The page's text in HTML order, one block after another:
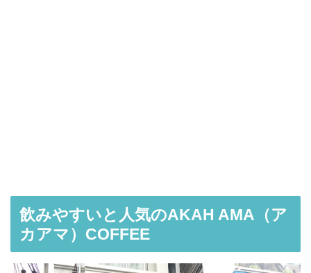
飲みやすいと人気のAKAH AMA（ア
カアマ）COFFEE